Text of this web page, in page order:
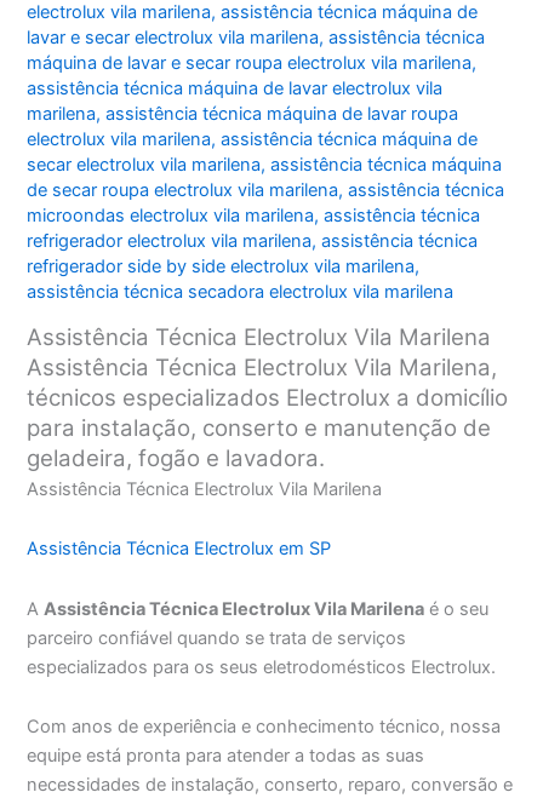
electrolux vila marilena,assistência técnica máquina de
lavar e secar electrolux vila marilena,assistência técnica
máquina de lavar e secar roupa electrolux vila marilena,
assistência técnica máquina de lavar electrolux vila
marilena,assistência técnica máquina de lavar roupa
electrolux vila marilena,assistência técnica máquina de
secar electrolux vila marilena,assistência técnica máquina
de secar roupa electrolux vila marilena,assistência técnica
microondas electrolux vila marilena,assistência técnica
refrigerador electrolux vila marilena,assistência técnica
refrigerador side by side electrolux vila marilena,
assistência técnica secadora electrolux vila marilena
Assistência Técnica Electrolux Vila Marilena
Assistência Técnica Electrolux Vila Marilena,
técnicos especializados Electrolux a domicílio
para instalação, conserto e manutenção de
geladeira, fogão e lavadora.
Assistência Técnica Electrolux Vila Marilena
Assistência Técnica Electrolux em SP
AAssistência Técnica Electrolux Vila Marilena é o seu
parceiro confiável quando se trata de serviços
especializados para os seus eletrodomésticos Electrolux.
Com anos de experiência e conhecimento técnico, nossa
equipe está pronta para atender a todas as suas
necessidades de instalação, conserto, reparo, conversão e